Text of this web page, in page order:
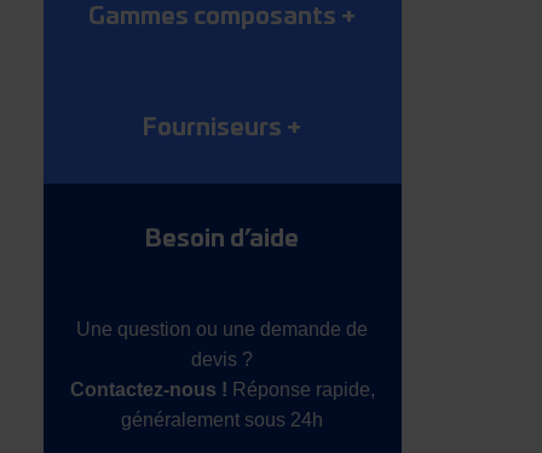
Gammes composants +
Fourniseurs +
Besoin d’aide
Une question ou une demande de
devis ?
Contactez-nous ! Réponse rapide,
généralement sous 24h